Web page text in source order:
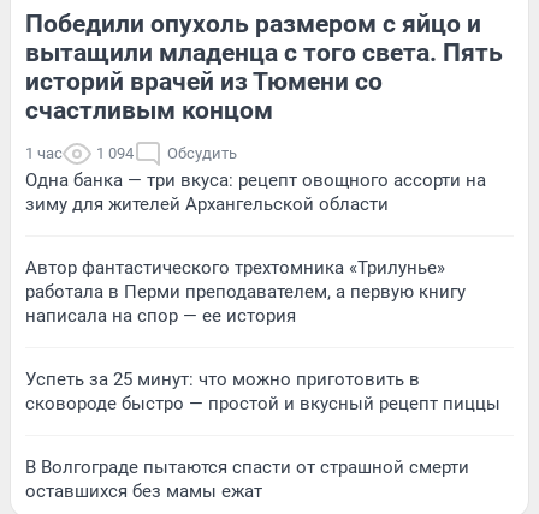
Победили опухоль размером с яйцо и
вытащили младенца с того света. Пять
историй врачей из Тюмени со
счастливым концом
1 час 1 094 Обсудить
Одна банка — три вкуса: рецепт овощного ассорти на
зиму для жителей Архангельской области
Автор фантастического трехтомника «Трилунье»
работала в Перми преподавателем, а первую книгу
написала на спор — ее история
Успеть за 25 минут: что можно приготовить в
сковороде быстро — простой и вкусный рецепт пиццы
В Волгограде пытаются спасти от страшной смерти
оставшихся без мамы ежат